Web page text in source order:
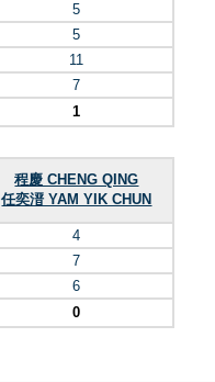
5
5
11
7
1
程慶 CHENG QING
任奕溍 YAM YIK CHUN
4
7
6
0